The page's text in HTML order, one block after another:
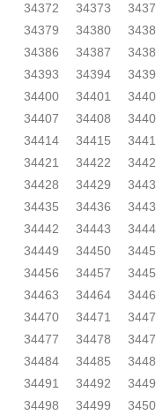
34372
34373
34379
34380
34386
34387
34393
34394
34400
34401
34407
34408
34414
34415
34421
34422
34428
34429
34435
34436
34442
34443
34449
34450
34456
34457
34463
34464
34470
34471
34477
34478
34484
34485
34491
34492
34498
34499